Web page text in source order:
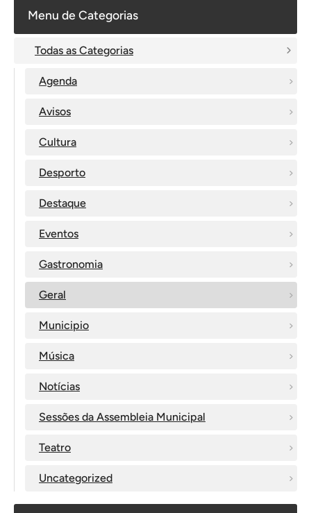
Menu de Categorias
Todas as Categorias
Agenda
Avisos
Cultura
Desporto
Destaque
Eventos
Gastronomia
Geral
Municipio
Música
Notícias
Sessões da Assembleia Municipal
Teatro
Uncategorized